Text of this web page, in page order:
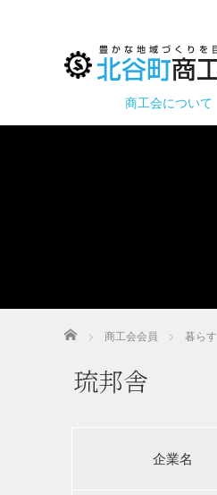
商工会について
ホーム 商工会会員 暮らす
琉邦舎
企業名